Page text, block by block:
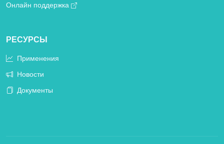
Онлайн поддержка
РЕСУРСЫ
Применения
Новости
Документы